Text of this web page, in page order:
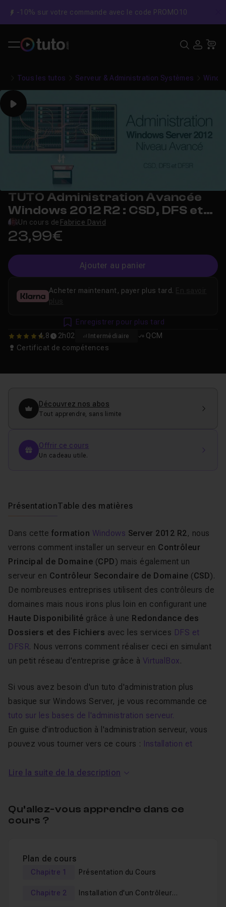
-10% sur votre commande avec le code PROMO10
Tous les tutos Serveur & Administration Systèmes
Play
TUTO Administration Avancée
Windows 2012 R2 : CSD, DFS et
DFSR
Un cours de Fabrice David
23,99€
Ajouter au panier
4.8 4,8 2h02 Intermédiaire
QCM
Certificat de compétences
Acheter maintenant, payer plus tard.
plus
Enregistrer pour plus tard
Découvrez nos abos
Tout apprendre, sans limite
Offrir ce cours
Un cadeau utile.
PrésentationTable des matières
Dans cette formation Windows Server 2012 R2, nous
verrons comment installer un serveur en Contrôleur
Principal de Domaine (CPD) mais également un
serveur en Contrôleur Secondaire de Domaine (CSD).
De nombreuses entreprises utilisent des contrôleurs de
domaines mais nous irons plus loin en configurant une
Haute Disponibilité grâce à une Redondance des
Dossiers et des Fichiers avec les services DFS et
DFSR. Nous verrons comment réaliser ceci en simulant
un petit réseau d'entreprise grâce à VirtualBox.
Si vous avez besoin d'un tuto d'administration plus
basique sur Windows Server, je vous recommande ce
tuto sur les bases de l'administration serveur.
En guise d'introduction à l'administration serveur, vous
pouvez vous tourner vers ce cours : Installation et
Administration Avancée
Windows Server 2012 :
avec Active Directory.
Configuration de Active Directory (
Utilisateurs,Partage Droitset Sécurité,Scripts
Lire la suite de la description
Qu’allez-vous apprendre dans ce
cours ?
Plan de cours
Chapitre 1 Présentation du Cours
Chapitre 2
Installation d'un Contrôleur